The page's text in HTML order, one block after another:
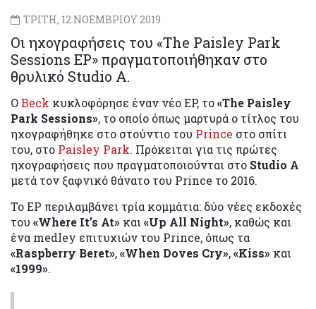
ΤΡΙΤΗ, 12 ΝΟΕΜΒΡΙΟΥ 2019
Οι ηχογραφήσεις του «The Paisley Park
Sessions EP» πραγματοποιήθηκαν στο
θρυλικό Studio A.
ΟBeck κυκλοφόρησε έναν νέο EP, το«The Paisley
Park Sessions», το οποίο όπως μαρτυρά ο τίτλος του
ηχογραφήθηκε στο στούντιο του Prince στο σπίτι
του, στο Paisley Park. Πρόκειται για τις πρώτες
ηχογραφήσεις που πραγματοποιούνται στο Studio A
μετά τον ξαφνικό θάνατο του Prince το 2016.
Το EP περιλαμβάνει τρία κομμάτια: δύο νέες εκδοχές
του «Where It’s At» και«Up All Night», καθώς και
ένα medley επιτυχιών του Prince, όπως τα
«Raspberry Beret»,«When Doves Cry»,«Kiss» και
«1999».